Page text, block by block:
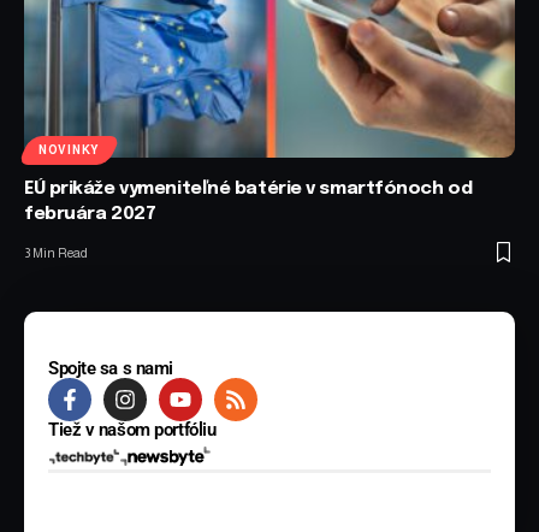
NOVINKY
EÚ prikáže vymeniteľné batérie v smartfónoch od
februára 2027
3 Min Read
Spojte sa s nami
Tiež v našom portfóliu